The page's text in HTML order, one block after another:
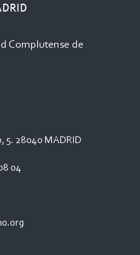
Complutense de
5. 28040 MADRID
04